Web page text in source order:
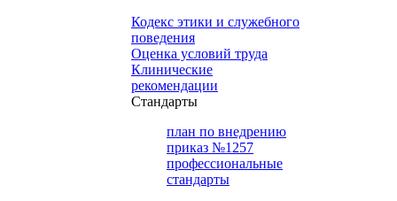
Кодекс этики и служебного
поведения
Оценка условий труда
Клинические
рекомендации
Cтандарты
план по внедрению
приказ №1257
профессиональные
стандарты